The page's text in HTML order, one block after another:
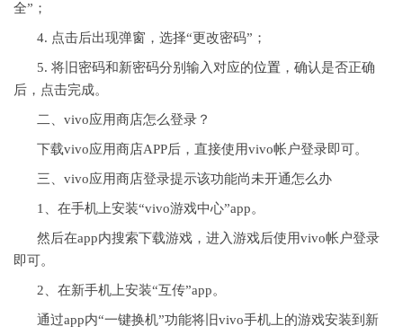
全”；
4. 点击后出现弹窗，选择“更改密码”；
5. 将旧密码和新密码分别输入对应的位置 ，确认是否正确
后，点击完成。
二、vivo应用商店怎么登录？
下载vivo应用商店APP后，直接使用vivo帐户登录即可。
三、vivo应用商店登录提示该功能尚未开通怎么办
1、在手机上安装“vivo游戏中心”app。
然后在app内搜索下载游戏，进入游戏后使用vivo帐户登录
即可。
2、在新手机上安装“互传”app。
通过app内“一键换机”功能将旧vivo手机上的游戏安装到新